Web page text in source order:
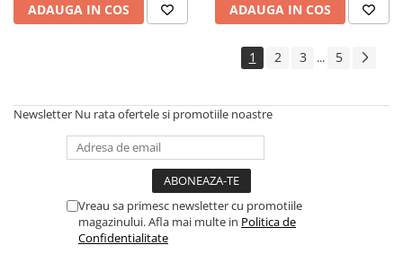
ADAUGA IN COS ADAUGA IN COS
1 2 3 ... 5
Newsletter Nu rata ofertele si promotiile noastre
Vreau sa primesc newsletter cu promotiile
magazinului. Afla mai multe in Politica de
Confidentialitate